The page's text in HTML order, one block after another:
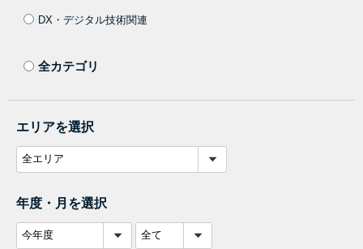
DX・デジタル技術関連
全カテゴリ
エリアを選択
年度・月を選択